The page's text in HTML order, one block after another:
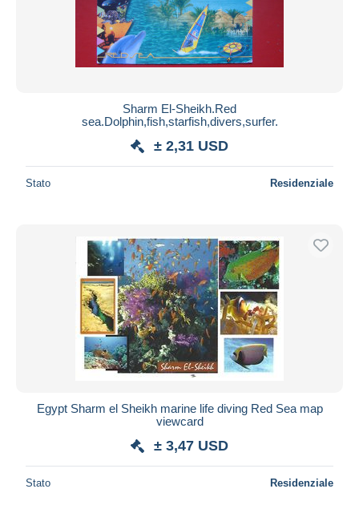
Sharm El-Sheikh.Red
sea.Dolphin,fish,starfish,divers,surfer.
± 2,31 USD
Stato Residenziale
Egypt Sharm el Sheikh marine life diving Red Sea map
viewcard
± 3,47 USD
Stato Residenziale